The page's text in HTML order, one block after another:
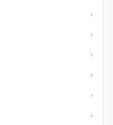
›
›
›
›
›
›